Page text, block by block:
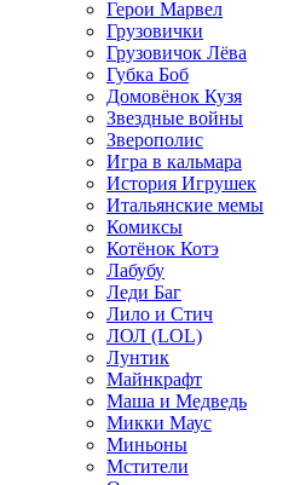
Герои Марвел
Грузовички
Грузовичок Лёва
Губка Боб
Домовёнок Кузя
Звездные войны
Зверополис
Игра в кальмара
История Игрушек
Итальянские мемы
Комиксы
Котёнок Котэ
Лабубу
Леди Баг
Лило и Стич
ЛОЛ (LOL)
Лунтик
Майнкрафт
Маша и Медведь
Микки Маус
Миньоны
Мстители